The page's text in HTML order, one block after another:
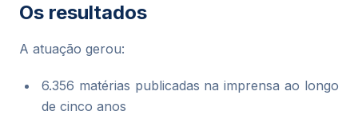
Os resultados
A atuação gerou:
6.356 matérias publicadas na imprensa ao longo
de cinco anos